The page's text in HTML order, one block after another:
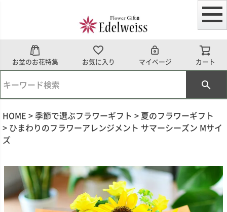
お盆のお花特集 お気に入り マイページ カート
HOME 季節で選ぶフラワーギフト
夏のフラワーギフト
ひまわりのフラワーアレンジメント サマーシーズン Mサイ
ズ